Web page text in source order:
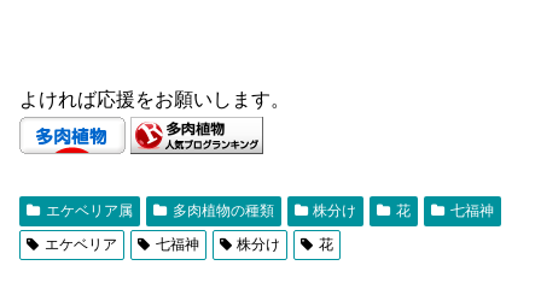
よければ応援をお願いします。
エケベリア属 多肉植物の種類 株分け 花
七福神
エケベリア
七福神 株分け 花